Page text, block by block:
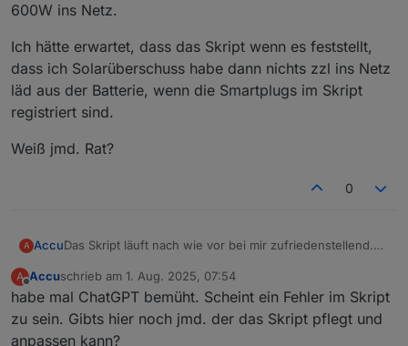
600W ins Netz.
Ich hätte erwartet, dass das Skript wenn es feststellt,
dass ich Solarüberschuss habe dann nichts zzl ins Netz
läd aus der Batterie, wenn die Smartplugs im Skript
registriert sind.
Weiß jmd. Rat?
0
A AccuDas Skript läuft nach wie vor bei mir zufriedenstellend.
habe ich jedoch festgestellt in folgender Situation:
Ich habe durch meine kleine PV Anlage Überschuss im
Hausnetz und lade bereits ins Netz rein
(überschussladung ist im Skript deaktiviert, weil ich z.B.
den Gschirrspüler direkt an der Delta Pro Steckdose
Ich hätte erwartet, dass das Skript wenn es feststellt,
dass ich Solarüberschuss habe dann nichts zzl ins Netz
A
Offline
Accuschrieb am 1. Aug. 2025, 07:54
zuletzt editiert von
habe mal ChatGPT bemüht. Scheint ein Fehler im Skript
zu sein. Gibts hier noch jmd. der das Skript pflegt und
anpassen kann?